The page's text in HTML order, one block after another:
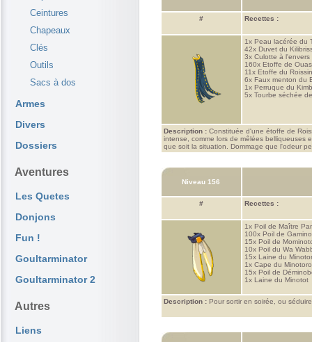
Ceintures
Chapeaux
Clés
Outils
Sacs à dos
Armes
Divers
Dossiers
Aventures
Les Quetes
Donjons
Fun !
Goultarminator
Goultarminator 2
Autres
Liens
# Recettes :
1x Peau lacérée du
42x Duvet du
3x Culotte à
160x Etoffe de
11x Etoffe du
6x Faux menton du
1x Perruque du
5x Tourbe séchée
Description : Constituée d'une étoffe de
intense, comme lors de mêlées belliqueuses
que soit la situation. Dommage que l'odeur
Niveau 156
# Recettes :
1x Poil de Maître
100x Poil de Gamino
15x Poil de
10x Poil du Wa
15x Laine du
1x Cape du
15x Poil de
1x Laine du Minotot
Description : Pour sortir en soirée, ou